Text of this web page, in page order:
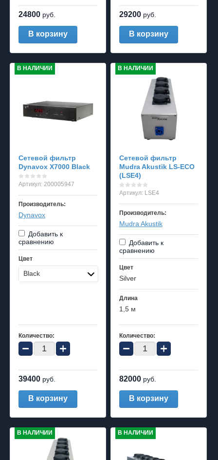
24800 руб.
В корзину
29200 руб.
В корзину
В НАЛИЧИИ
Сетевой фильтр
Dynavox X7000 Black
Артикул: 200005947
Производитель:
Dynavox
Добавить к
сравнению
Цвет
Black
Количество:
− +
39400 руб.
В корзину
В НАЛИЧИИ
Cетевой фильтр
Mudra Akustik LS-ECO
(LSE4)
Артикул:LSE4
Производитель:
Mudra Akustik
Добавить к
сравнению
Цвет
Silver
Длина
1,5 м
Количество:
− +
82000 руб.
В корзину
В НАЛИЧИИ В НАЛИЧИИ